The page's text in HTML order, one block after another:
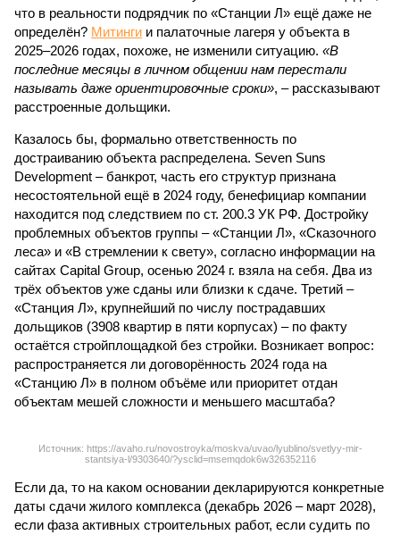
что в реальности подрядчик по «Станции Л» ещё даже не
определён? Митинги и палаточные лагеря у объекта в
2025–2026 годах, похоже, не изменили ситуацию. «В
последние месяцы в личном общении нам перестали
называть даже ориентировочные сроки», – рассказывают
расстроенные дольщики.
Казалось бы, формально ответственность по
достраиванию объекта распределена. Seven Suns
Development – банкрот, часть его структур признана
несостоятельной ещё в 2024 году, бенефициар компании
находится под следствием по ст. 200.3 УК РФ. Достройку
проблемных объектов группы – «Станции Л», «Сказочного
леса» и «В стремлении к свету», согласно информации на
сайтах Capital Group, осенью 2024 г. взяла на себя. Два из
трёх объектов уже сданы или близки к сдаче. Третий –
«Станция Л», крупнейший по числу пострадавших
дольщиков (3908 квартир в пяти корпусах) – по факту
остаётся стройплощадкой без стройки. Возникает вопрос:
распространяется ли договорённость 2024 года на
«Станцию Л» в полном объёме или приоритет отдан
объектам мешей сложности и меньшего масштаба?
Источник: https://avaho.ru/novostroyka/moskva/uvao/lyublino/svetlyy-mir-
stantsiya-l/9303640/?ysclid=msemqdok6w326352116
Если да, то на каком основании декларируются конкретные
даты сдачи жилого комплекса (декабрь 2026 – март 2028),
если фаза активных строительных работ, если судить по